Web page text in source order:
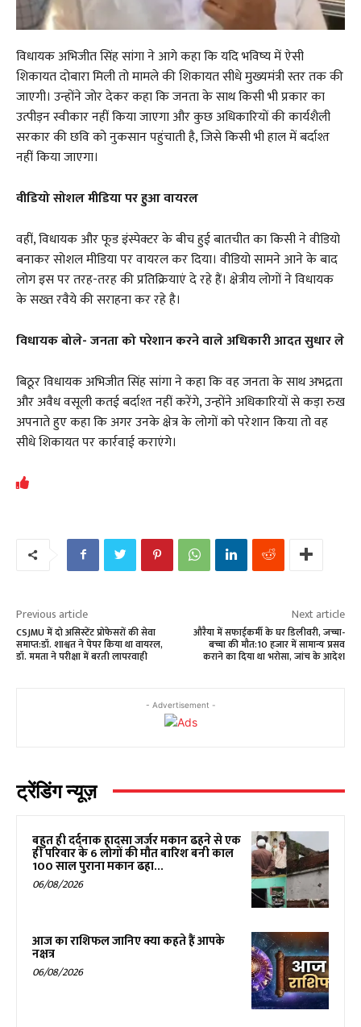
विधायक अभिजीत सिंह सांगा ने आगे कहा कि यदि भविष्य में ऐसी
शिकायत दोबारा मिली तो मामले की शिकायत सीधे मुख्यमंत्री स्तर तक की
जाएगी। उन्होंने जोर देकर कहा कि जनता के साथ किसी भी प्रकार का
उत्पीड़न स्वीकार नहीं किया जाएगा और कुछ अधिकारियों की कार्यशैली
सरकार की छवि को नुकसान पहुंचाती है, जिसे किसी भी हाल में बर्दाश्त
नहीं किया जाएगा।
वीडियो सोशल मीडिया पर हुआ वायरल
वहीं, विधायक और फूड इंस्पेक्टर के बीच हुई बातचीत का किसी ने वीडियो
बनाकर सोशल मीडिया पर वायरल कर दिया। वीडियो सामने आने के बाद
लोग इस पर तरह-तरह की प्रतिक्रियाएं दे रहे हैं। क्षेत्रीय लोगों ने विधायक
के सख्त रवैये की सराहना कर रहे है।
विधायक बोले- जनता को परेशान करने वाले अधिकारी आदत सुधार ले
बिठूर विधायक अभिजीत सिंह सांगा ने कहा कि वह जनता के साथ अभद्रता
और अवैध वसूली कतई बर्दाश्त नहीं करेंगे, उन्होंने अधिकारियों से कड़ा रुख
अपनाते हुए कहा कि अगर उनके क्षेत्र के लोगों को परेशान किया तो वह
सीधे शिकायत पर कार्रवाई कराएंगे।
Previous article
CSJMU में दो असिस्टेंट प्रोफेसरों की सेवा
समाप्त:डॉ. शाश्वत ने पेपर किया था वायरल,
डॉ. ममता ने परीक्षा में बरती लापरवाही
Next article
औरैया में सफाईकर्मी के घर डिलीवरी, जच्चा-
बच्चा की मौत:10 हजार में सामान्य प्रसव
कराने का दिया था भरोसा, जांच के आदेश
- Advertisement -
ट्रेंडिंग न्यूज़
बहुत ही दर्दनाक हादसा जर्जर मकान ढहने से एक
ही परिवार के 6 लोगों की मौत बारिश बनी काल
100 साल पुराना मकान ढहा...
06/08/2026
आज का राशिफल जानिए क्या कहते हैं आपके
नक्षत्र
06/08/2026